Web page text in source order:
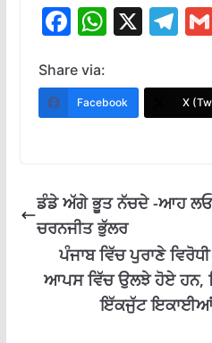
F
ac
e
b
k
W
h
at
s
p
X T
el
e
gr
Share via:
Facebook X
ਡੰਡੇ ਅੱਗੇ ਭੂਤ ਨੱਚਦੇ -ਆਹ ਲਓ
ਚਰਨਜੀਤ ਭੁੱਲਰ
ਪੰਜਾਬ ਵਿੱਚ ਪੁਰਾਣੇ
ਆਪਸ ਵਿੱਚ ਉਲਝੇ ਹੋਏ ਹਨ,
ਇੱਕਜੁੱਟ ਇਕਾਈਆਂ